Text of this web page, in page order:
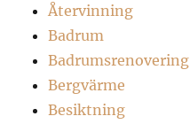
Återvinning
Badrum
Badrumsrenovering
Bergvärme
Besiktning